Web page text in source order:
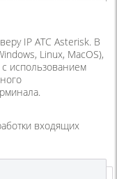
IP АТС Asterisk. В
Linux, MacOS),
использованием
входящих